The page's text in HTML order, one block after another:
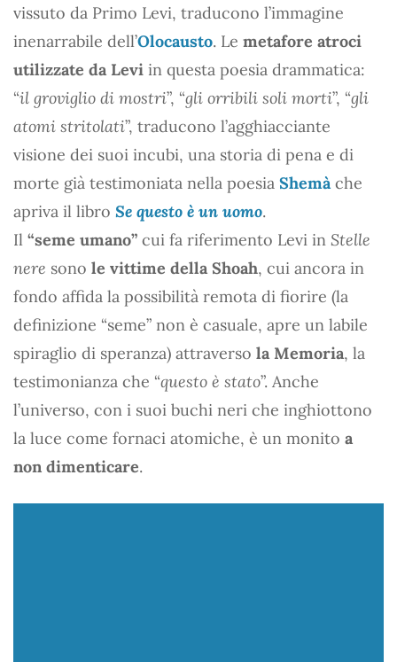
vissuto da Primo Levi, traducono l’immagine
inenarrabile dell’Olocausto. Le metafore atroci
utilizzate da Levi in questa poesia drammatica:
“il groviglio di mostri”, “gli orribili soli morti”, “gli
atomi stritolati”, traducono l’agghiacciante
visione dei suoi incubi, una storia di pena e di
morte già testimoniata nella poesia Shemàche
apriva il libro Se questo è un uomo.
Il “seme umano” cui fa riferimento Levi in Stelle
nere sono le vittime della Shoah, cui ancora in
fondo affida la possibilità remota di fiorire (la
definizione “seme” non è casuale, apre un labile
spiraglio di speranza) attraverso la Memoria, la
testimonianza che “questo è stato”. Anche
l’universo, con i suoi buchi neri che inghiottono
la luce come fornaci atomiche, è un monito a
non dimenticare.